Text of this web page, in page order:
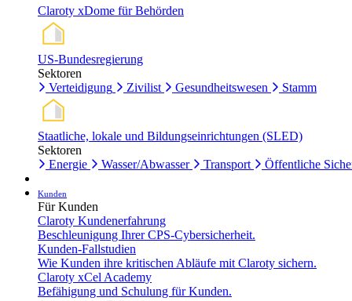
Claroty xDome für Behörden
US-Bundesregierung
Sektoren
Verteidigung
Zivilist Gesundheitswesen Stamm
Staatliche, lokale und Bildungseinrichtungen (SLED)
Sektoren
Energie
Wasser/Abwasser Transport Öffentliche
Kunden
Für Kunden
Claroty Kundenerfahrung
Beschleunigung Ihrer CPS-Cybersicherheit.
Kunden-Fallstudien
Wie Kunden ihre kritischen Abläufe mit Claroty sichern.
Claroty xCel Academy
Befähigung und Schulung für Kunden.